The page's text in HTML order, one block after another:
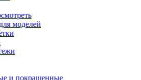
моделей
и покрашенные